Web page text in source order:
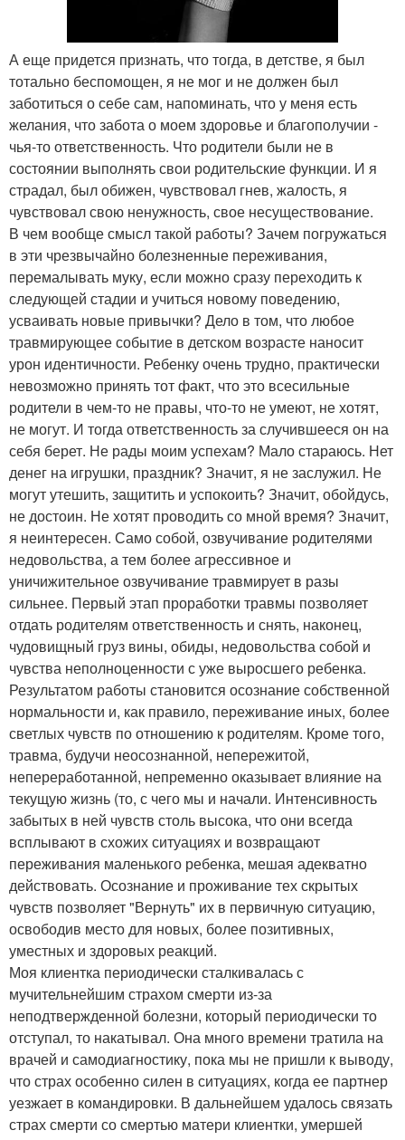
А еще придется признать, что тогда, в детстве, я был
тотально беспомощен, я не мог и не должен был
заботиться о себе сам, напоминать, что у меня есть
желания, что забота о моем здоровье и благополучии -
чья-то ответственность. Что родители были не в
состоянии выполнять свои родительские функции. И я
страдал, был обижен, чувствовал гнев, жалость, я
чувствовал свою ненужность, свое несуществование.
В чем вообще смысл такой работы? Зачем погружаться
в эти чрезвычайно болезненные переживания,
перемалывать муку, если можно сразу переходить к
следующей стадии и учиться новому поведению,
усваивать новые привычки? Дело в том, что любое
травмирующее событие в детском возрасте наносит
урон идентичности. Ребенку очень трудно, практически
невозможно принять тот факт, что это всесильные
родители в чем-то не правы, что-то не умеют, не хотят,
не могут. И тогда ответственность за случившееся он на
себя берет. Не рады моим успехам? Мало стараюсь. Нет
денег на игрушки, праздник? Значит, я не заслужил. Не
могут утешить, защитить и успокоить? Значит, обойдусь,
не достоин. Не хотят проводить со мной время? Значит,
я неинтересен. Само собой, озвучивание родителями
недовольства, а тем более агрессивное и
уничижительное озвучивание травмирует в разы
сильнее. Первый этап проработки травмы позволяет
отдать родителям ответственность и снять, наконец,
чудовищный груз вины, обиды, недовольства собой и
чувства неполноценности с уже выросшего ребенка.
Результатом работы становится осознание собственной
нормальности и, как правило, переживание иных, более
светлых чувств по отношению к родителям. Кроме того,
травма, будучи неосознанной, непережитой,
непереработанной, непременно оказывает влияние на
текущую жизнь (то, с чего мы и начали. Интенсивность
забытых в ней чувств столь высока, что они всегда
всплывают в схожих ситуациях и возвращают
переживания маленького ребенка, мешая адекватно
действовать. Осознание и проживание тех скрытых
чувств позволяет "Вернуть" их в первичную ситуацию,
освободив место для новых, более позитивных,
уместных и здоровых реакций.
Моя клиентка периодически сталкивалась с
мучительнейшим страхом смерти из-за
неподтвержденной болезни, который периодически то
отступал, то накатывал. Она много времени тратила на
врачей и самодиагностику, пока мы не пришли к выводу,
что страх особенно силен в ситуациях, когда ее партнер
уезжает в командировки. В дальнейшем удалось связать
страх смерти со смертью матери клиентки, умершей